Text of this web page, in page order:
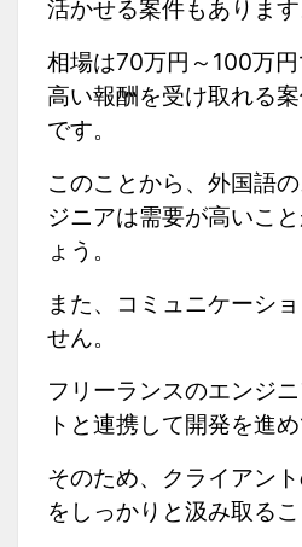
活かせる案件もあります
相場は70万円～100万
高い報酬を受け取れる
です。
このことから、外国語
ジニアは需要が高いこ
ょう。
また、コミュニケーシ
せん。
フリーランスのエンジ
トと連携して開発を進め
そのため、クライアン
をしっかりと汲み取るこ